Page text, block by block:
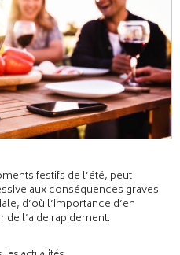
festifs de l’été, peut
aux conséquences graves
d’où l’importance d’en
l’aide rapidement.